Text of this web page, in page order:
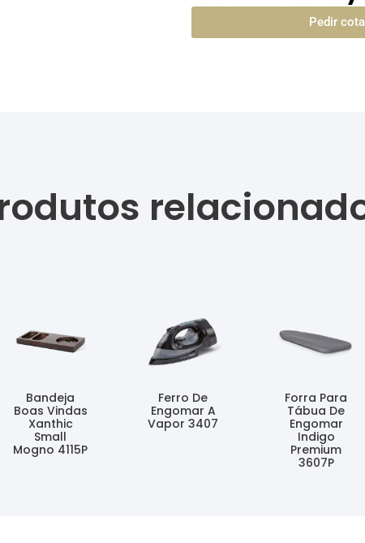
Pedir
Bandeja
Boas Vindas
Xanthic
Small
Mogno 4115P
Ferro De
Engomar A
Vapor 3407
Forra Para
Tábua De
Engomar
Indigo
Premium
3607P